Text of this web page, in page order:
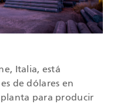
Italia, está
de dólares en
planta para producir